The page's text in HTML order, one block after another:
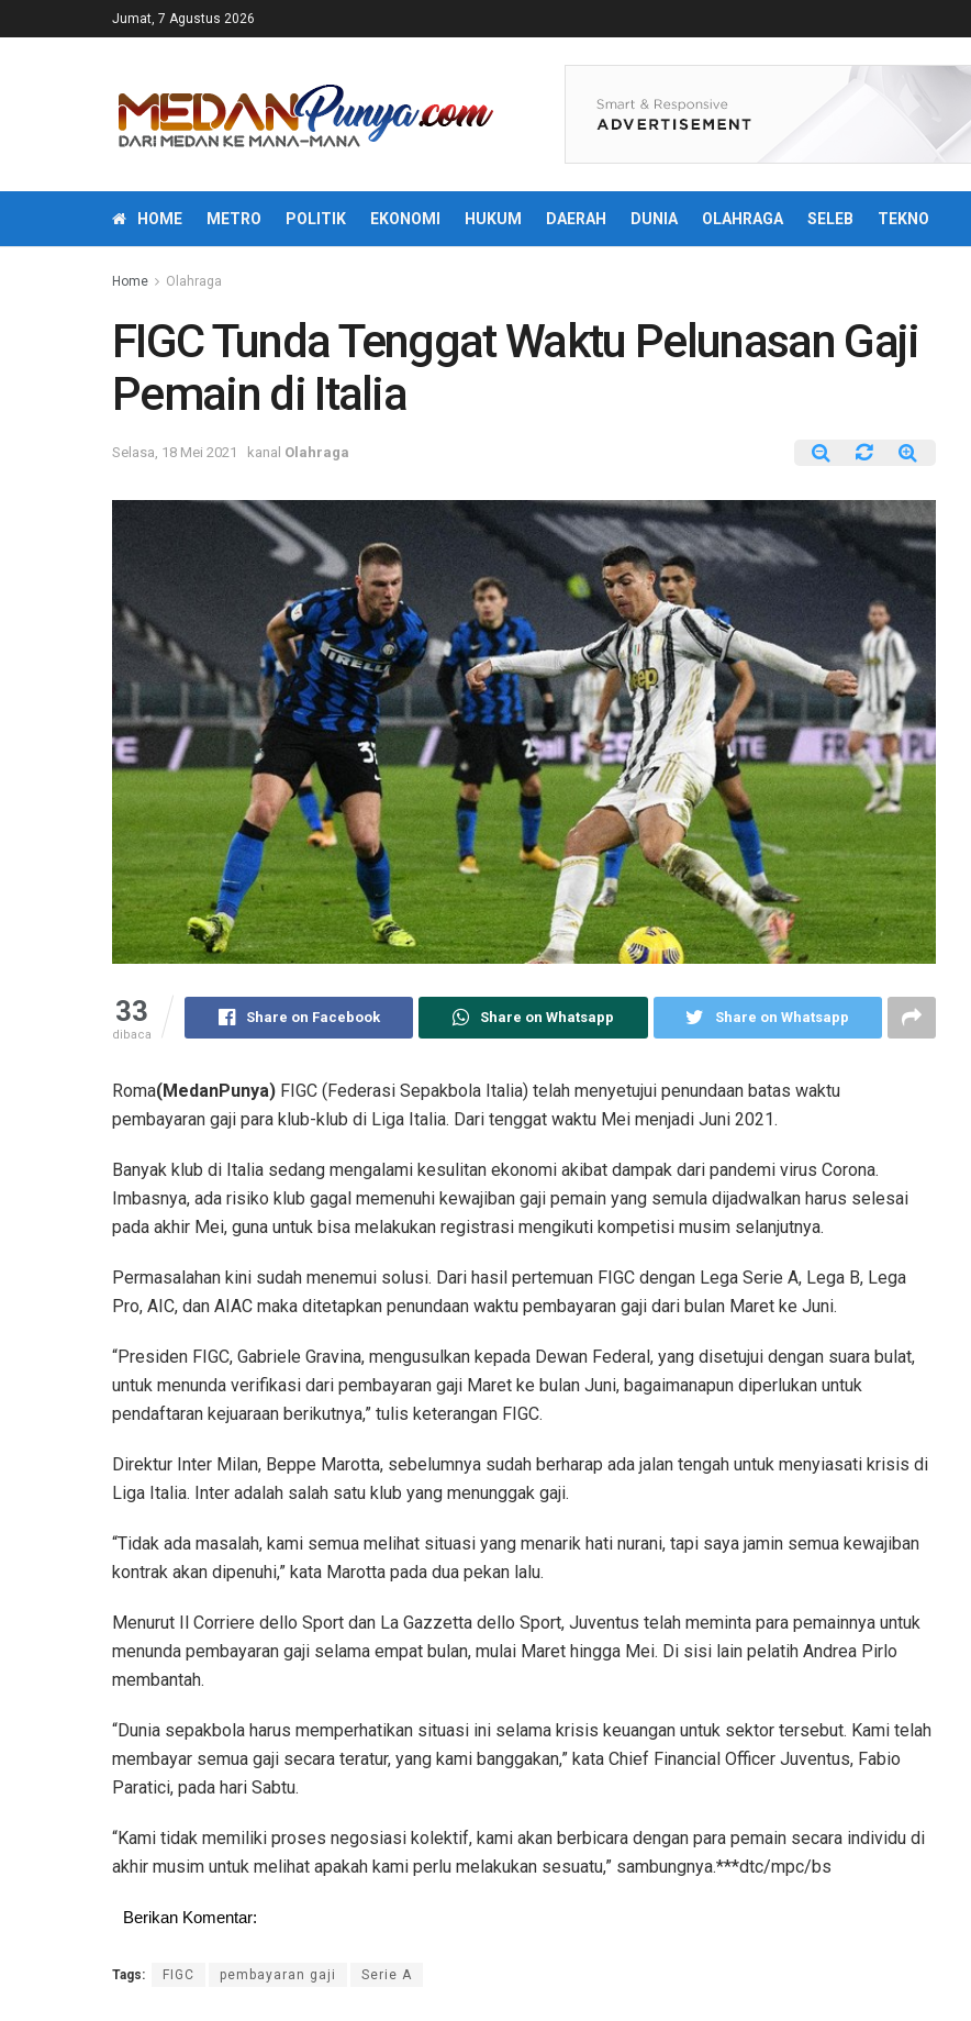
Jumat, 7 Agustus 2026
HOME METRO POLITIK EKONOMI HUKUM DAERAH DUNIA OLAHRAGA SELEB TEKNO
Home Olahraga
FIGC Tunda Tenggat Waktu Pelunasan Gaji
Pemain di Italia
Selasa, 18 Mei 2021 kanal Olahraga
33
dibaca
Share on Facebook Share on Whatsapp Share on Whatsapp
Roma(MedanPunya) FIGC (Federasi Sepakbola Italia) telah menyetujui penundaan batas waktu
pembayaran gaji para klub-klub di Liga Italia. Dari tenggat waktu Mei menjadi Juni 2021.
Banyak klub di Italia sedang mengalami kesulitan ekonomi akibat dampak dari pandemi virus Corona.
Imbasnya, ada risiko klub gagal memenuhi kewajiban gaji pemain yang semula dijadwalkan harus selesai
pada akhir Mei, guna untuk bisa melakukan registrasi mengikuti kompetisi musim selanjutnya.
Permasalahan kini sudah menemui solusi. Dari hasil pertemuan FIGC dengan Lega Serie A, Lega B, Lega
Pro, AIC, dan AIAC maka ditetapkan penundaan waktu pembayaran gaji dari bulan Maret ke Juni.
“Presiden FIGC, Gabriele Gravina, mengusulkan kepada Dewan Federal, yang disetujui dengan suara bulat,
untuk menunda verifikasi dari pembayaran gaji Maret ke bulan Juni, bagaimanapun diperlukan untuk
pendaftaran kejuaraan berikutnya,” tulis keterangan FIGC.
Direktur Inter Milan, Beppe Marotta, sebelumnya sudah berharap ada jalan tengah untuk menyiasati krisis di
Liga Italia. Inter adalah salah satu klub yang menunggak gaji.
“Tidak ada masalah, kami semua melihat situasi yang menarik hati nurani, tapi saya jamin semua kewajiban
kontrak akan dipenuhi,” kata Marotta pada dua pekan lalu.
Menurut Il Corriere dello Sport dan La Gazzetta dello Sport, Juventus telah meminta para pemainnya untuk
menunda pembayaran gaji selama empat bulan, mulai Maret hingga Mei. Di sisi lain pelatih Andrea Pirlo
membantah.
“Dunia sepakbola harus memperhatikan situasi ini selama krisis keuangan untuk sektor tersebut. Kami telah
membayar semua gaji secara teratur, yang kami banggakan,” kata Chief Financial Officer Juventus, Fabio
Paratici, pada hari Sabtu.
“Kami tidak memiliki proses negosiasi kolektif, kami akan berbicara dengan para pemain secara individu di
akhir musim untuk melihat apakah kami perlu melakukan sesuatu,” sambungnya.***dtc/mpc/bs
Berikan Komentar:
Tags: FIGC pembayaran gaji Serie A